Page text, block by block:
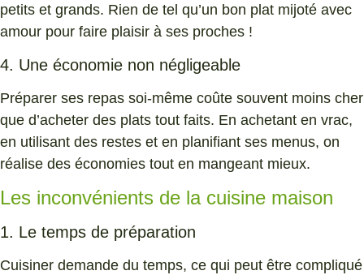
petits et grands. Rien de tel qu’un bon plat mijoté avec
amour pour faire plaisir à ses proches !
4. Une économie non négligeable
Préparer ses repas soi-même coûte souvent moins cher
que d’acheter des plats tout faits. En achetant en vrac,
en utilisant des restes et en planifiant ses menus, on
réalise des économies tout en mangeant mieux.
Les inconvénients de la cuisine maison
1. Le temps de préparation
Cuisiner demande du temps, ce qui peut être compliqué